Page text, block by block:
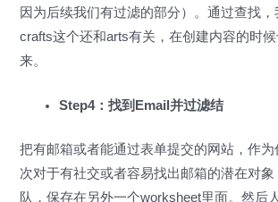
因为后续我们有过滤的部分）。通过查找
crafts这个还和arts有关，在创建内容的时
来。
Step4：找到Email并过滤结
把有邮箱或者能通过表单提交的网站，作
次对于有社交或者容易找出邮箱的潜在对
队，保存在另外一个worksheet里面。然后